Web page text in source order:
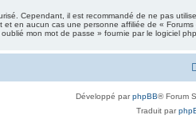
Cependant, il est recommandé de ne pas
en aucun cas une personne affiliée de «
mon mot de passe » fournie par le logiciel
Développé parphpBB® Forum
Traduit par